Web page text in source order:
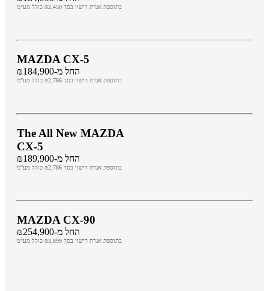
בתוספת אגרת רישוי בסך ₪2,450 כולל מע"מ
MAZDA CX-5
החל מ-₪184,900
בתוספת אגרת רישוי בסך ₪2,786 כולל מע"מ
The All New MAZDA
CX-5
החל מ-₪189,900
בתוספת אגרת רישוי בסך ₪2,786 כולל מע"מ
MAZDA CX-90
החל מ-₪254,900
בתוספת אגרת רישוי בסך ₪3,899 כולל מע"מ